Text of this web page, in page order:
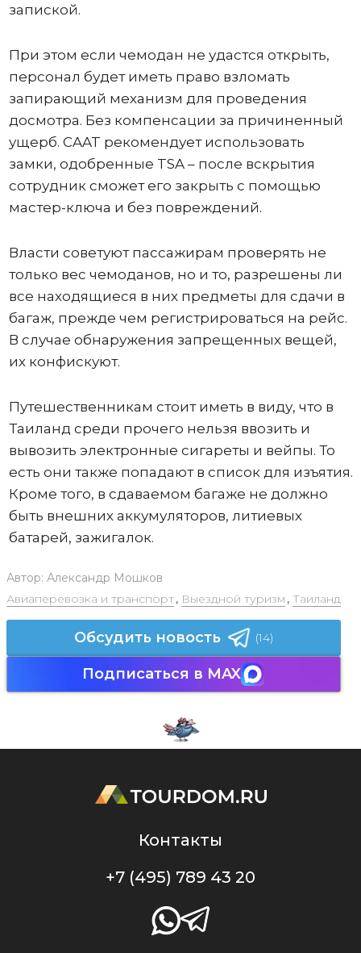
запиской.
При этом если чемодан не удастся открыть,
персонал будет иметь право взломать
запирающий механизм для проведения
досмотра. Без компенсации за причиненный
ущерб. CAAT рекомендует использовать
замки, одобренные TSA – после вскрытия
сотрудник сможет его закрыть с помощью
мастер-ключа и без повреждений.
Власти советуют пассажирам проверять не
только вес чемоданов, но и то, разрешены ли
все находящиеся в них предметы для сдачи в
багаж, прежде чем регистрироваться на рейс.
В случае обнаружения запрещенных вещей,
их конфискуют.
Путешественникам стоит иметь в виду, что в
Таиланд среди прочего нельзя ввозить и
вывозить электронные сигареты и вейпы. То
есть они также попадают в список для изъятия.
Кроме того, в сдаваемом багаже не должно
быть внешних аккумуляторов, литиевых
батарей, зажигалок.
Автор: Александр Мошков
Авиаперевозка и транспорт, Выездной туризм , Таиланд
Обсудить новость (14)
Подписаться в MAX
Контакты
+7 (495) 789 43 20